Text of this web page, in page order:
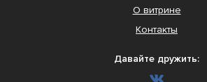
О витрине
Контакты
Давайте дружить: